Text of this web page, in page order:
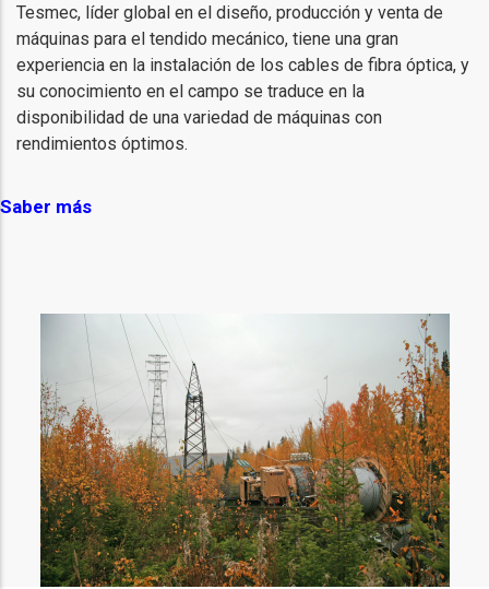
Tesmec, líder global en el diseño, producción y venta de
máquinas para el tendido mecánico, tiene una gran
experiencia en la instalación de los cables de fibra óptica, y
su conocimiento en el campo se traduce en la
disponibilidad de una variedad de máquinas con
rendimientos óptimos.
Saber más